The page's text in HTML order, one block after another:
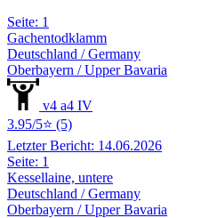
Seite: 1
Gachentodklamm
Deutschland / Germany
Oberbayern / Upper Bavaria
v4 a4 IV
3.95/5⭐ (5)
Letzter Bericht: 14.06.2026
Seite: 1
Kessellaine, untere
Deutschland / Germany
Oberbayern / Upper Bavaria